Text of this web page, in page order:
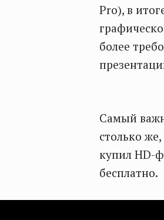
Pro), в
более
Самый
столько
купил HD-
бесплатно.